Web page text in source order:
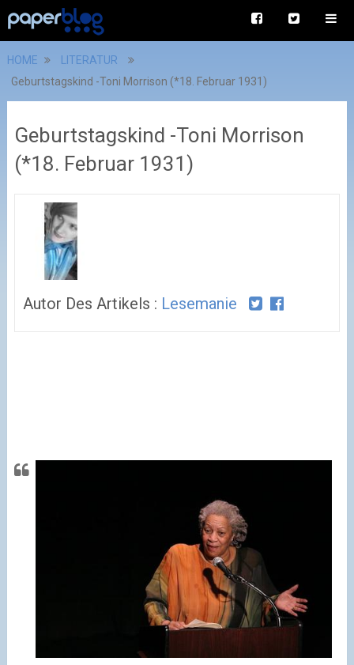
HOME
LITERATUR
Geburtstagskind -Toni Morrison (*18. Februar 1931)
Geburtstagskind -Toni Morrison
(*18. Februar 1931)
Autor Des Artikels : Lesemanie